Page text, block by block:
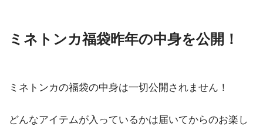
ミネトンカ福袋昨年の中身を公開！
ミネトンカの福袋の中身は一切公開されません！
どんなアイテムが入っているかは届いてからのお楽し